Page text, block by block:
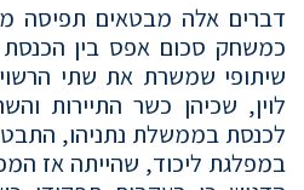
דברים אלה מבטאים תפיסה
כמשחק סכום אפס בין
שיתופי שמשרת את שתי
לוין, שכיהן כשר התיירות
לכנסת בממשלת נתניהו,
במפלגת ליכוד, שהייתה אז